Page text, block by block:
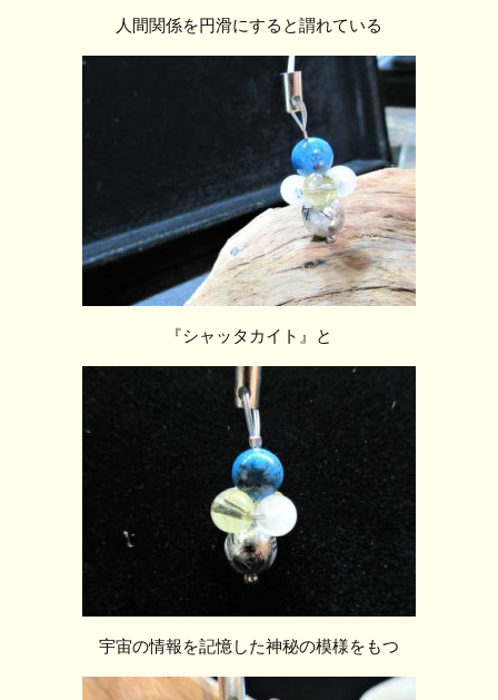
人間関係を円滑にすると謂れている
『シャッタカイト』と
宇宙の情報を記憶した神秘の模様をもつ